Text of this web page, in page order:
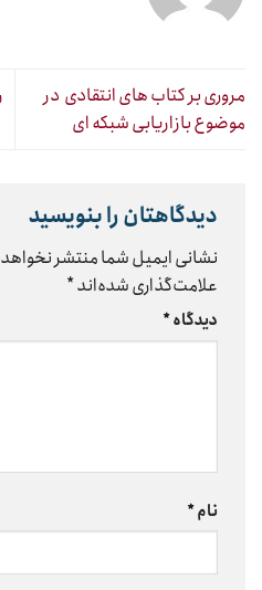
مروری بر کتاب های انتقادی در
موضوع بازاریابی شبکه ای
دیدگاهتان را بنویسید
نشانی ایمیل شما منتشر
علامت‌گذاری شده‌اند*
دیدگاه*
نام*